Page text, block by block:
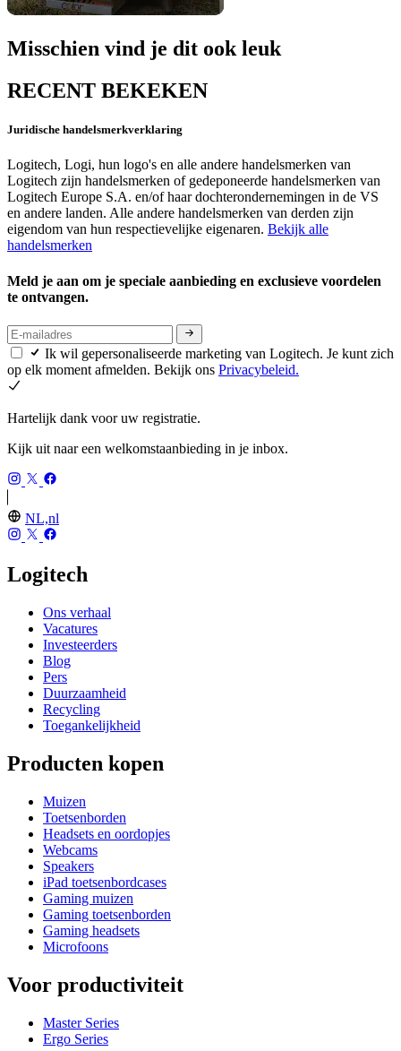
Misschien vind je dit ook leuk
RECENT BEKEKEN
Juridische handelsmerkverklaring
Logitech, Logi, hun logo's en alle andere handelsmerken van
Logitech zijn handelsmerken of gedeponeerde handelsmerken van
Logitech Europe S.A. en/of haar dochterondernemingen in de VS
en andere landen. Alle andere handelsmerken van derden zijn
eigendom van hun respectievelijke eigenaren. Bekijk alle
handelsmerken
Meld je aan om je speciale aanbieding en exclusieve voordelen
te ontvangen.
Ik wil gepersonaliseerde marketing van Logitech. Je kunt zich
op elk moment afmelden. Bekijk ons Privacybeleid.
Hartelijk dank voor uw registratie.
Kijk uit naar een welkomstaanbieding in je inbox.
NL,nl
Logitech
Ons verhaal
Vacatures
Investeerders
Blog
Pers
Duurzaamheid
Recycling
Toegankelijkheid
Producten kopen
Muizen
Toetsenborden
Headsets en oordopjes
Webcams
Speakers
iPad toetsenbordcases
Gaming muizen
Gaming toetsenborden
Gaming headsets
Microfoons
Voor productiviteit
Master Series
Ergo Series